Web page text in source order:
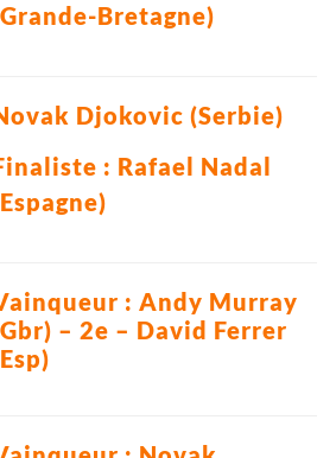
Bretagne)
Djokovic (Serbie)
: Rafael Nadal
: Andy Murray
– 2e – David Ferrer